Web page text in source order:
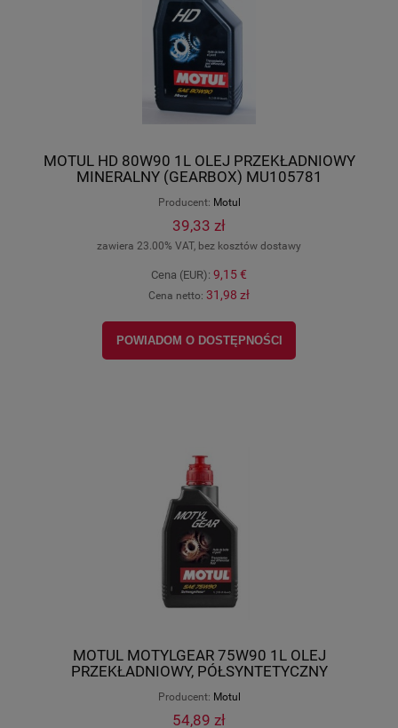
MOTUL HD 80W90 1L OLEJ PRZEKŁADNIOWY
MINERALNY (GEARBOX) MU105781
Producent: Motul
39,33 zł
zawiera 23.00% VAT, bez kosztów dostawy
Cena (EUR): 9,15 €
Cena netto: 31,98 zł
POWIADOM O DOSTĘPNOŚCI
MOTUL MOTYLGEAR 75W90 1L OLEJ
PRZEKŁADNIOWY, PÓŁSYNTETYCZNY
Producent: Motul
54,89 zł